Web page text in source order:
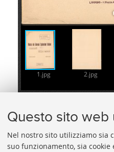
Questo sito web
Nel nostro sito utilizziamo sia
suo funzionamento, sia
1.jpg 2.jpg